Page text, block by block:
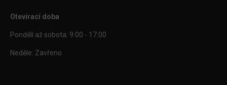
Otevírací doba
Pondělí až sobota: 9:00 - 17:00
Neděle: Zavřeno